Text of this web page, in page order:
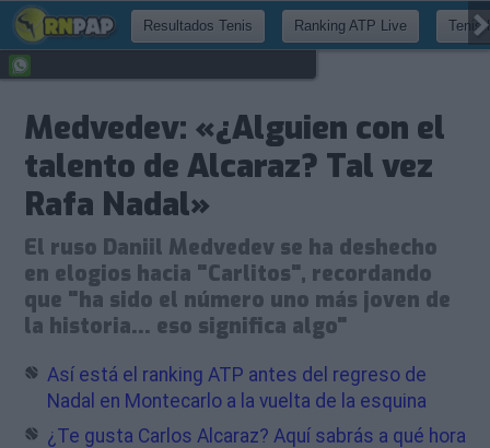
Resultados Tenis Ranking ATP Live Tenis
Medvedev: «¿Alguien con el
talento de Alcaraz? Tal vez
Rafa Nadal»
El ruso Daniil Medvedev se ha deshecho
en elogios hacia "Carlitos", recordando
que "ha sido el número uno más joven de
la historia... eso significa algo"
Así está el ranking ATP antes del regreso de
Nadal en Montecarlo a la vuelta de la esquina
¿Te gusta Carlos Alcaraz? Aquí sabrás a qué hora